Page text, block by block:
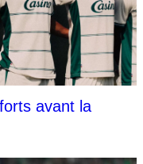
avant la